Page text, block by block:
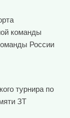
команды
России
турнира по
ЗТ